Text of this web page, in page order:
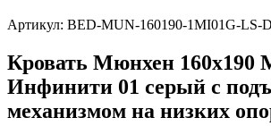
Артикул: BED-MUN-160190-1MI01G-LS-
Кровать Мюнхен 160х190
Инфинити 01 серый с
механизмом на низких